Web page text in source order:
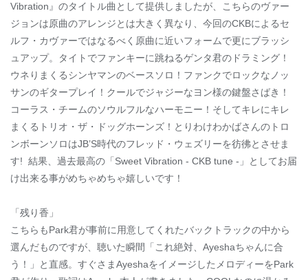
Vibration』のタイトル曲として提供しましたが、こちらのヴァー
ジョンは原曲のアレンジとは大きく異なり、今回のCKBによるセ
ルフ・カヴァーではなるべく原曲に近いフォームで更にブラッシ
ュアップ。タイトでファンキーに跳ねるゲンタ君のドラミング！
ウネりまくるシンヤマンのベースソロ！ファンクでロックなノッ
サンのギタープレイ！クールでジャジーなヨン様の鍵盤さばき！
コーラス・チームのソウルフルなハーモニー！そしてキレにキレ
まくるトリオ・ザ・ドッグホーンズ！とりわけわかばさんのトロ
ンボーンソロはJB’S時代のフレッド・ウェズリーを彷彿とさせま
す! 結果、過去最高の「Sweet Vibration - CKB tune -」としてお届
け出来る事がめちゃめちゃ嬉しいです！
「残り香」
こちらもPark君が事前に用意してくれたバックトラックの中から
選んだものですが、聴いた瞬間「これ絶対、Ayeshaちゃんに合
う！」と直感。すぐさまAyeshaをイメージしたメロディーをPark